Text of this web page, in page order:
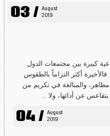
03 / August
2019
كبيرة بين مجتمعات الدول
فالأخيرة أكثر التزاماً بالطقوس
مظاهر، والمبالغة في تكريم من
يتقاعس عن أدائها، ولا ..
04 / August
2019